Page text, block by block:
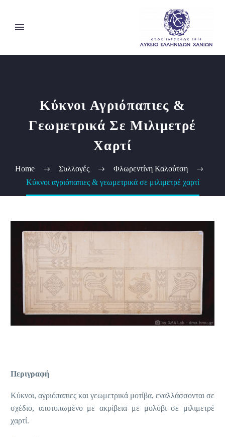
Κύκνοι Αγριόπαπιες &
Γεωμετρικά Σε Μιλιμετρέ
Χαρτί
Home Συλλογές
Φλωρεντίνη Καλούτση
Κύκνοι αγριόπαπιες & γεωμετρικά σε μιλιμετρέ χαρτί
Περιγραφή
Κύκνοι, αγριόπαπιες και γεωμετρικά μοτίβα, εναλλάσσονται σε
σχέδιο, αποτυπωμένο με ακρίβεια με μολύβι σε μιλιμετρέ
χαρτί.